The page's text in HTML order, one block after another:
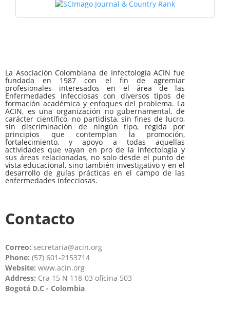
La Asociación Colombiana de Infectología ACIN fue
fundada en 1987 con el fin de agremiar
profesionales interesados en el área de las
Enfermedades Infecciosas con diversos tipos de
formación académica y enfoques del problema. La
ACIN, es una organización no gubernamental, de
carácter científico, no partidista, sin fines de lucro,
sin discriminación de ningún tipo, regida por
principios que contemplan la promoción,
fortalecimiento, y apoyo a todas aquellas
actividades que vayan en pro de la infectología y
sus áreas relacionadas, no solo desde el punto de
vista educacional, sino también investigativo y en el
desarrollo de guías prácticas en el campo de las
enfermedades infecciosas.
Contacto
Correo: secretaria@acin.org
Phone: (57) 601-2153714
Website: www.acin.org
Address: Cra 15 N 118-03 oficina 503
Bogotá D.C - Colombia